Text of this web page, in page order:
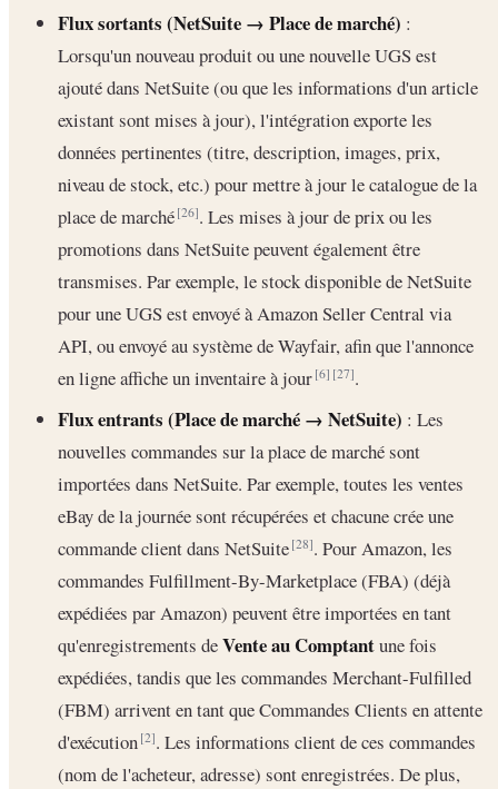
Flux sortants (NetSuite → Place de marché) :
Lorsqu'un nouveau produit ou une nouvelle UGS est
ajouté dans NetSuite (ou que les informations d'un article
existant sont mises à jour), l'intégration exporte les
données pertinentes (titre, description, images, prix,
niveau de stock, etc.) pour mettre à jour le catalogue de la
place de marché[26]. Les mises à jour de prix ou les
promotions dans NetSuite peuvent également être
transmises. Par exemple, le stock disponible de NetSuite
pour une UGS est envoyé à Amazon Seller Central via
API, ou envoyé au système de Wayfair, afin que l'annonce
en ligne affiche un inventaire à jour[6] [27].
Flux entrants (Place de marché → NetSuite) : Les
nouvelles commandes sur la place de marché sont
importées dans NetSuite. Par exemple, toutes les ventes
eBay de la journée sont récupérées et chacune crée une
commande client dans NetSuite[28]. Pour Amazon, les
commandes Fulfillment-By-Marketplace (FBA) (déjà
expédiées par Amazon) peuvent être importées en tant
qu'enregistrements deVente au Comptantune fois
expédiées, tandis que les commandes Merchant-Fulfilled
(FBM) arrivent en tant que Commandes Clients en attente
d'exécution[2]. Les informations client de ces commandes
(nom de l'acheteur, adresse) sont enregistrées. De plus,